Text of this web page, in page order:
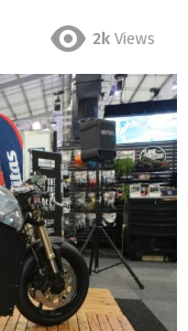
2k Views